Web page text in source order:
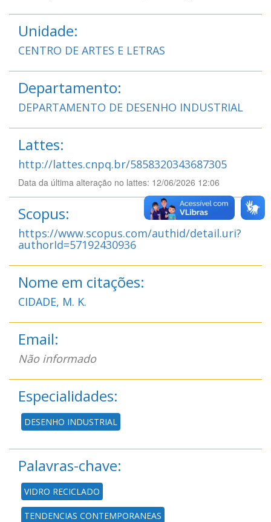
Unidade:
CENTRO DE ARTES E LETRAS
Departamento:
DEPARTAMENTO DE DESENHO INDUSTRIAL
Lattes:
http://lattes.cnpq.br/5858320343687305
Data da última alteração no lattes: 12/06/2026 12:06
Scopus:
https://www.scopus.com/authid/detail.uri?
authorId=57192430936
Nome em citações:
CIDADE, M. K.
Email:
Não informado
Especialidades:
DESENHO INDUSTRIAL
Palavras-chave:
VIDRO RECICLADO
TENDENCIAS CONTEMPORANEAS